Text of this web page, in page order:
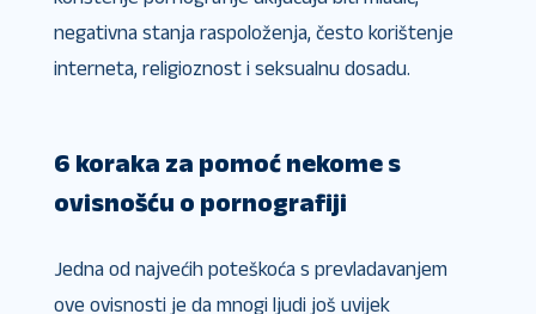
negativna stanja raspoloženja, često korištenje
interneta, religioznost i seksualnu dosadu.
6 koraka za pomoć nekome s
ovisnošću o pornografiji
Jedna od najvećih poteškoća s prevladavanjem
ove ovisnosti je da mnogi ljudi još uvijek